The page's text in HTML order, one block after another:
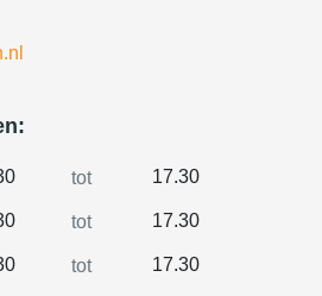
tot 17.30
tot 17.30
tot 17.30